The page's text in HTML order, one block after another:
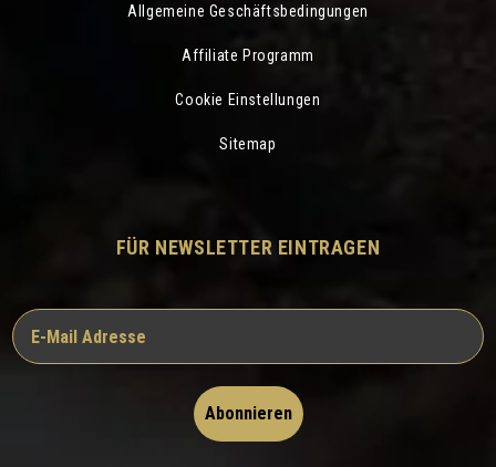
Allgemeine Geschäftsbedingungen
Affiliate Programm
Cookie Einstellungen
Sitemap
FÜR NEWSLETTER EINTRAGEN
Abonnieren